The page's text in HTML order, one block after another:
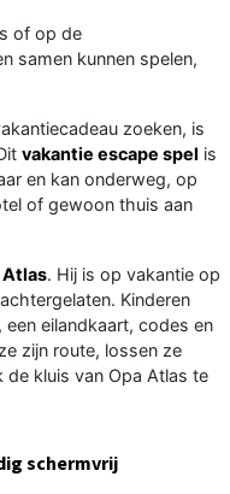
of op de
samen kunnen spelen,
zoeken, is
vakantie escape spel is
en kan onderweg, op
of gewoon thuis aan
Atlas. Hij is op vakantie op
achtergelaten. Kinderen
eilandkaart, codes en
zijn route, lossen ze
de kluis van Opa Atlas te
schermvrij